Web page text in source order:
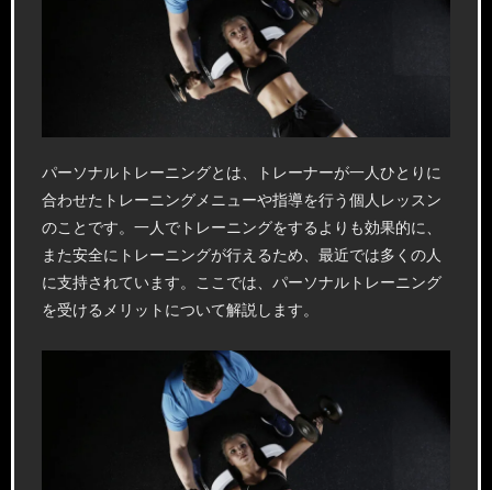
パーソナルトレーニングとは、トレーナーが一人ひとりに
合わせたトレーニングメニューや指導を行う個人レッスン
のことです。一人でトレーニングをするよりも効果的に、
また安全にトレーニングが行えるため、最近では多くの人
に支持されています。ここでは、パーソナルトレーニング
を受けるメリットについて解説します。